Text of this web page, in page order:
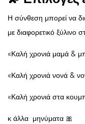
Η σύνθεση μπορεί να
με διαφορετικό ξύλινο
«Καλή χρονιά μαμά &
«Καλή χρονιά νονά &
«Καλή χρονιά στα
κ άλλα μηνύματα 🎀